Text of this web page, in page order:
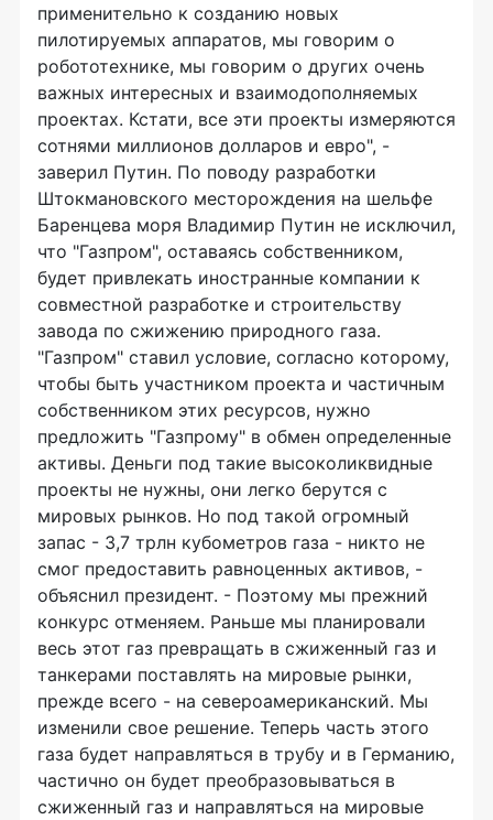
применительно к созданию новых
пилотируемых аппаратов, мы говорим о
робототехнике, мы говорим о других очень
важных интересных и взаимодополняемых
проектах. Кстати, все эти проекты измеряются
сотнями миллионов долларов и евро", -
заверил Путин. По поводу разработки
Штокмановского месторождения на шельфе
Баренцева моря Владимир Путин не исключил,
что "Газпром", оставаясь собственником,
будет привлекать иностранные компании к
совместной разработке и строительству
завода по сжижению природного газа.
"Газпром" ставил условие, согласно которому,
чтобы быть участником проекта и частичным
собственником этих ресурсов, нужно
предложить "Газпрому" в обмен определенные
активы. Деньги под такие высоколиквидные
проекты не нужны, они легко берутся с
мировых рынков. Но под такой огромный
запас - 3,7 трлн кубометров газа - никто не
смог предоставить равноценных активов, -
объяснил президент. - Поэтому мы прежний
конкурс отменяем. Раньше мы планировали
весь этот газ превращать в сжиженный газ и
танкерами поставлять на мировые рынки,
прежде всего - на североамериканский. Мы
изменили свое решение. Теперь часть этого
газа будет направляться в трубу и в Германию,
частично он будет преобразовываться в
сжиженный газ и направляться на мировые